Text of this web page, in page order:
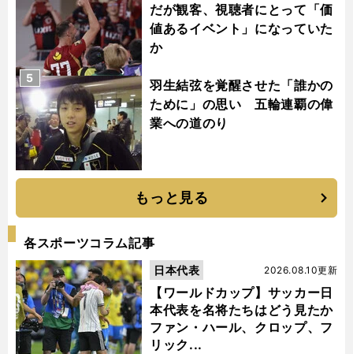
だが観客、視聴者にとって「価
値あるイベント」になっていた
か
羽生結弦を覚醒させた「誰かの
ために」の思い 五輪連覇の偉
業への道のり
5
もっと見る
各スポーツコラム記事
【ワールドカップ】サッカー日
本代表を名将たちはどう見たか
ファン・ハール、クロップ、フ
リック...
2026.08.10更新
日本代表